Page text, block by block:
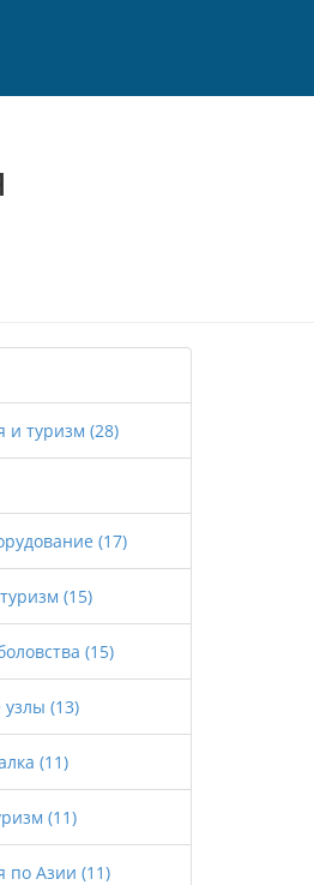
и туризм (28)
(17)
(15)
(15)
(13)
(11)
(11)
по Азии (11)